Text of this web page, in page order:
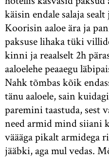
käisin endale salaja
Koorisin aaloe ära ja
paksuse lihaka tüki
kinni ja reaalselt 2h
aaloelehe peaaegu
Nahk tõmbas kõik
tänu aaloele, sain
paremini taastuda, sest
need armid mind siiani
väääga pikalt armidega
jääbki, aga mul vedas.